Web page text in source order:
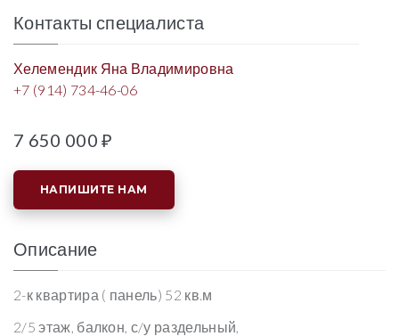
Контакты специалиста
Хелемендик Яна Владимировна
+7 (914) 734-46-06
7 650 000 ₽
НАПИШИТЕ НАМ
Описание
2-к квартира ( панель) 52 кв.м
2/5 этаж, балкон, с/у раздельный,